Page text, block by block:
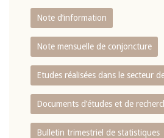
Note d’information
Note mensuelle de conjoncture
Etudes réalisées dans le secteur
Documents d’études et de
Bulletin trimestriel de statistiques